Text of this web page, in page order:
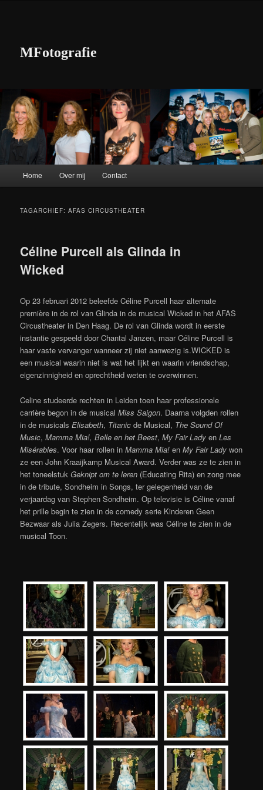
MFotografie
Spring naar de primaire inhoud
Spring naar de secundaire inhoud
Home Over mij Contact
TAGARCHIEF:AFAS CIRCUSTHEATER
Céline Purcell als Glinda in
Wicked
Op 23 februari 2012 beleefde Céline Purcell haar alternate
première in de rol van Glinda in de musical Wicked in het AFAS
Circustheater in Den Haag. De rol van Glinda wordt in eerste
instantie gespeeld door Chantal Janzen, maar Céline Purcell is
haar vaste vervanger wanneer zij niet aanwezig is.WICKED is
een musical waarin niet is wat het lijkt en waarin vriendschap,
eigenzinnigheid en oprechtheid weten te overwinnen.
Celine studeerde rechten in Leiden toen haar professionele
carrière begon in de musicalMiss Saigon. Daarna volgden rollen
in de musicalsElisabeth, Titanic de Musical, The Sound Of
Music,Mamma Mia!, Belle en het Beest,My Fair Lady enLes
Misérables. Voor haar rollen inMamma Mia! enMy Fair Lady won
ze een John Kraaijkamp Musical Award. Verder was ze te zien in
het toneelstukGeknipt om te leren (Educating Rita) en zong mee
in de tribute, Sondheim in Songs, ter gelegenheid van de
verjaardag van Stephen Sondheim. Op televisie is Céline vanaf
het prille begin te zien in de comedy serie Kinderen Geen
Bezwaar als Julia Zegers. Recentelijk was Céline te zien in de
musical Toon.